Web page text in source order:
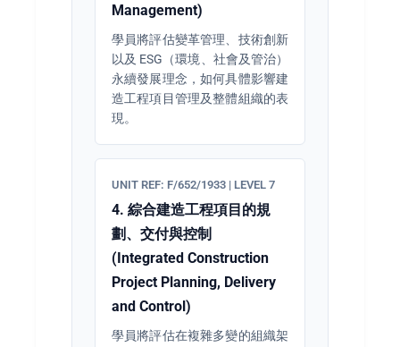
Management)
學員將評估變革管理、技術創新
以及 ESG（環境、社會及管治）
永續發展理念，如何具體影響建
造工程項目管理及整體組織的表
現。
UNIT REF: F/652/1933 | LEVEL 7
4. 綜合建造工程項目的規
劃、交付與控制
(Integrated Construction
Project Planning, Delivery
and Control)
學員將評估在複雜多變的組織架